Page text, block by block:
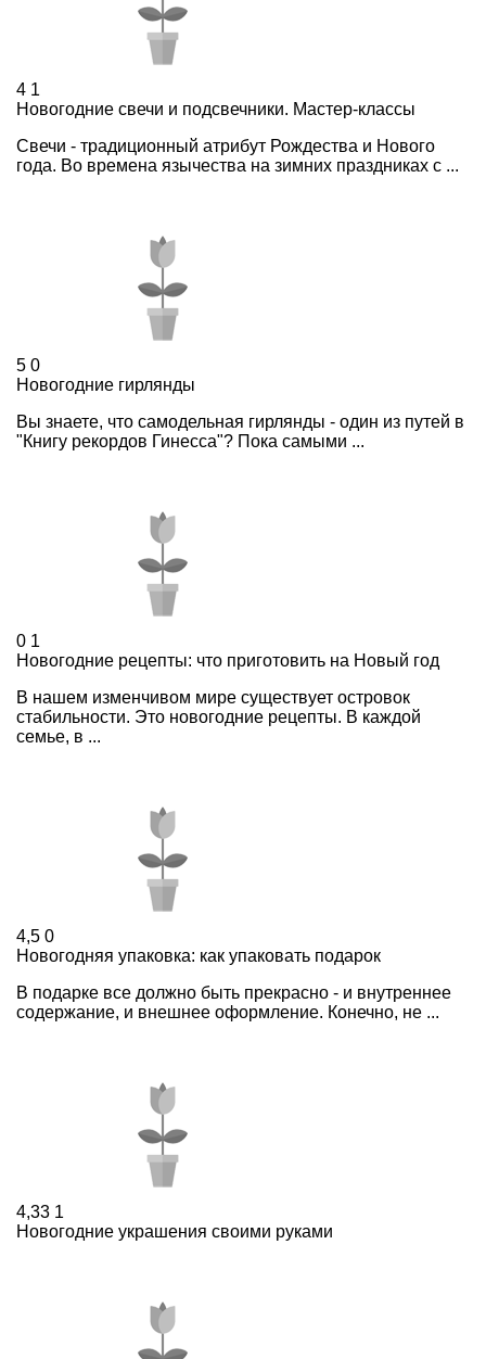
4 1
Новогодние свечи и подсвечники. Мастер-классы
Свечи - традиционный атрибут Рождества и Нового
года. Во времена язычества на зимних праздниках с ...
5 0
Новогодние гирлянды
Вы знаете, что самодельная гирлянды - один из путей в
"Книгу рекордов Гинесса"? Пока самыми ...
0 1
Новогодние рецепты: что приготовить на Новый год
В нашем изменчивом мире существует островок
стабильности. Это новогодние рецепты. В каждой
семье, в ...
4,5 0
Новогодняя упаковка: как упаковать подарок
В подарке все должно быть прекрасно - и внутреннее
содержание, и внешнее оформление. Конечно, не ...
4,33 1
Новогодние украшения своими руками